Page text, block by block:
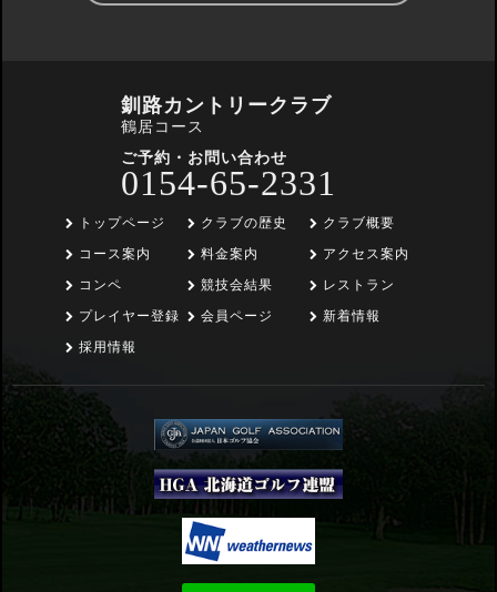
釧路カントリークラブ
鶴居コース
ご予約・お問い合わせ
0154-65-2331
トップページ
コース案内
コンペ
プレイヤー登録
採用情報
クラブの歴史
料金案内
競技会結果
会員ページ
クラブ概要
アクセス案内
レストラン
新着情報